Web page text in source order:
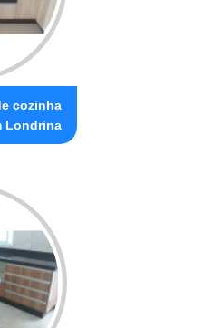
cozinha
Londrina